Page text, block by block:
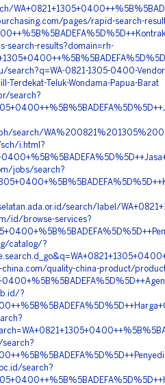
pages/rapid-search-
search-results?domain=rh-
search?q=WA-0821-1305-0400-
Terdekat-Teluk-Wondama-Papua-Barat
search?
search/
i.html?
jobs/search?
search/label/
id/browse-services?
catalog/?
china.com/quality-china-product/
?
search?